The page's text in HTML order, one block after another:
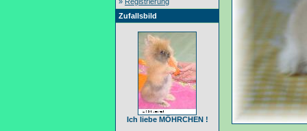
Zufallsbild
Ich liebe MÖHRCHEN !